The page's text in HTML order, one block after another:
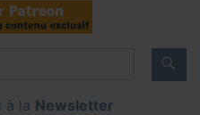
à la Newsletter